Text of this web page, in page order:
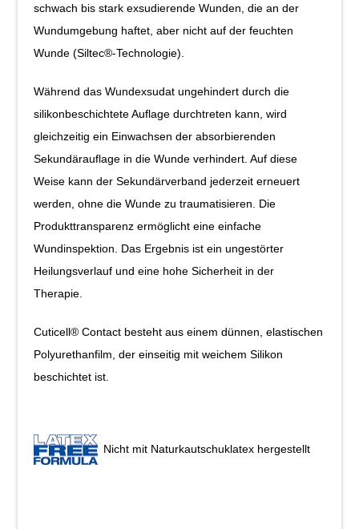
schwach bis stark exsudierende Wunden, die an der
Wundumgebung haftet, aber nicht auf der feuchten
Wunde (Siltec®-Technologie).
Während das Wundexsudat ungehindert durch die
silikonbeschichtete Auflage durchtreten kann, wird
gleichzeitig ein Einwachsen der absorbierenden
Sekundärauflage in die Wunde verhindert. Auf diese
Weise kann der Sekundärverband jederzeit erneuert
werden, ohne die Wunde zu traumatisieren. Die
Produkttransparenz ermöglicht eine einfache
Wundinspektion. Das Ergebnis ist ein ungestörter
Heilungsverlauf und eine hohe Sicherheit in der
Therapie.
Cuticell® Contact besteht aus einem dünnen, elastischen
Polyurethanfilm, der einseitig mit weichem Silikon
beschichtet ist.
Nicht mit Naturkautschuklatex hergestellt